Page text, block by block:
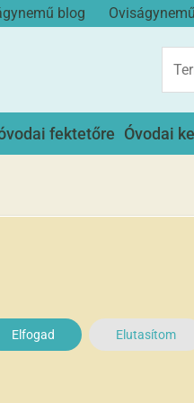
blog
fektetőre Óvodai
Elfogad Elutasítom